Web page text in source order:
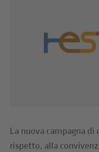
La nuova campagna
rispetto, alla